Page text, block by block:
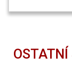
OSTATNÍ